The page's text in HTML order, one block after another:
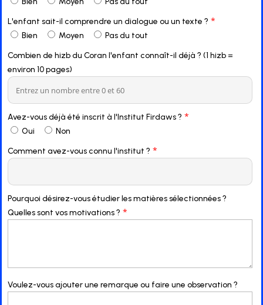
L'enfant sait-il comprendre un dialogue ou un texte ? *
Bien Moyen
Pas du tout
Combien de hizb du Coran l'enfant connaît-il déjà ? (1 hizb =
environ 10 pages)
Avez-vous déjà été inscrit à l'Institut Firdaws ? *
Oui
Non
Comment avez-vous connu l'institut ? *
Pourquoi désirez-vous étudier les matières sélectionnées ?
Quelles sont vos motivations ? *
Voulez-vous ajouter une remarque ou faire une observation ?